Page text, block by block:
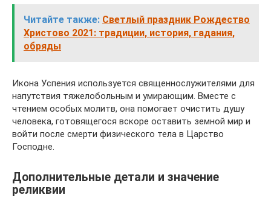
Читайте также: Светлый праздник Рождество
Христово 2021: традиции, история, гадания,
обряды
Икона Успения используется священнослужителями для
напутствия тяжелобольным и умирающим. Вместе с
чтением особых молитв, она помогает очистить душу
человека, готовящегося вскоре оставить земной мир и
войти после смерти физического тела в Царство
Господне.
Дополнительные детали и значение
реликвии